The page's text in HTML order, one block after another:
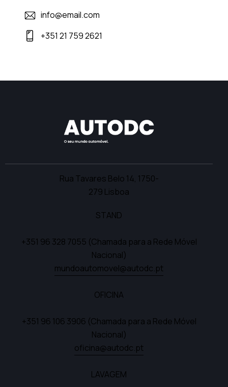
info@email.com
+351 21 759 2621
Rua Tavares Belo 14, 1750-
279 Lisboa
STAND
+351 96 328 7055 (Chamada para a Rede Móvel
Nacional)
mundoautomovel@autodc.pt
OFICINA
+351 96 106 3906 (Chamada para a Rede Móvel
Nacional)
oficina@autodc.pt
LAVAGEM